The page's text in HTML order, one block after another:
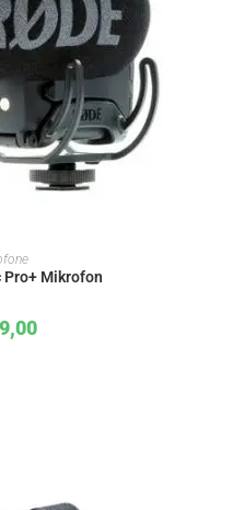
Pro+ Mikrofon